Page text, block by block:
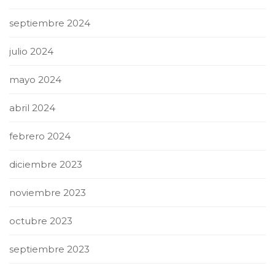
septiembre 2024
julio 2024
mayo 2024
abril 2024
febrero 2024
diciembre 2023
noviembre 2023
octubre 2023
septiembre 2023